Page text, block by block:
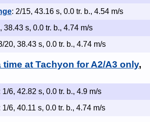
: 2/15, 43.16 s, 0.0 tr. b., 4.54 m/s
38.43 s, 0.0 tr. b., 4.74 m/s
20, 38.43 s, 0.0 tr. b., 4.74 m/s
time at Tachyon for A2/A3 only,
1/6, 42.82 s, 0.0 tr. b., 4.9 m/s
1/6, 40.11 s, 0.0 tr. b., 4.74 m/s